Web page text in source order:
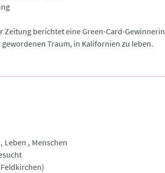
Zeitung berichtet eine Green-Card-Gewinnerin
Traum, in Kalifornien zu leben.
Leben
Menschen